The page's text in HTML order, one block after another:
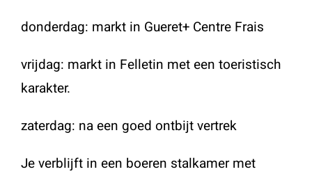
donderdag: markt in Gueret+ Centre Frais
vrijdag: markt in Felletin met een toeristisch
karakter.
zaterdag: na een goed ontbijt vertrek
Je verblijft in een boeren stalkamer met